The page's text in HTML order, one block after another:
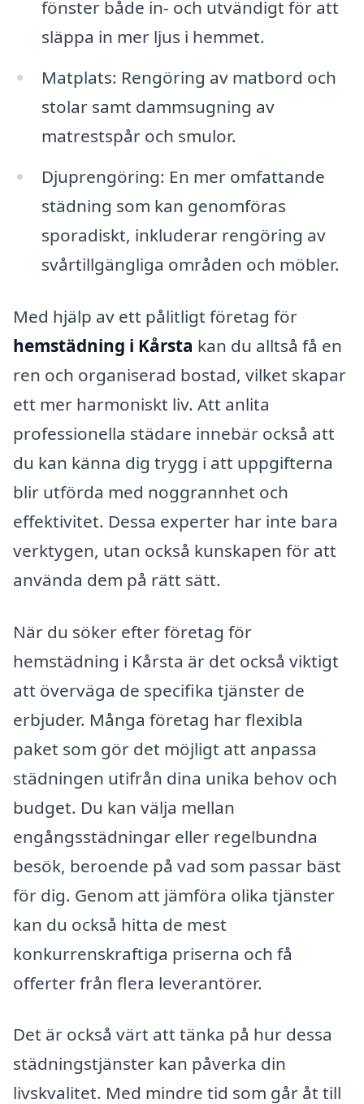
fönster både in- och utvändigt för att
släppa in mer ljus i hemmet.
Matplats: Rengöring av matbord och
stolar samt dammsugning av
matrestspår och smulor.
Djuprengöring: En mer omfattande
städning som kan genomföras
sporadiskt, inkluderar rengöring av
svårtillgängliga områden och möbler.
Med hjälp av ett pålitligt företag för
hemstädning i Kårsta kan du alltså få en
ren och organiserad bostad, vilket skapar
ett mer harmoniskt liv. Att anlita
professionella städare innebär också att
du kan känna dig trygg i att uppgifterna
blir utförda med noggrannhet och
effektivitet. Dessa experter har inte bara
verktygen, utan också kunskapen för att
använda dem på rätt sätt.
När du söker efter företag för
hemstädning i Kårsta är det också viktigt
att överväga de specifika tjänster de
erbjuder. Många företag har flexibla
paket som gör det möjligt att anpassa
städningen utifrån dina unika behov och
budget. Du kan välja mellan
engångsstädningar eller regelbundna
besök, beroende på vad som passar bäst
för dig. Genom att jämföra olika tjänster
kan du också hitta de mest
konkurrenskraftiga priserna och få
offerter från flera leverantörer.
Det är också värt att tänka på hur dessa
städningstjänster kan påverka din
livskvalitet. Med mindre tid som går åt till